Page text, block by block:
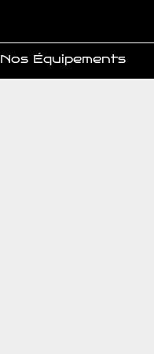
Nos Équipements